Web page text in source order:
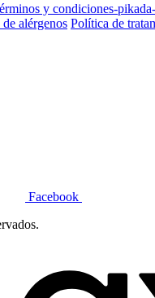
y condiciones-
alérgenos Política de
Facebook